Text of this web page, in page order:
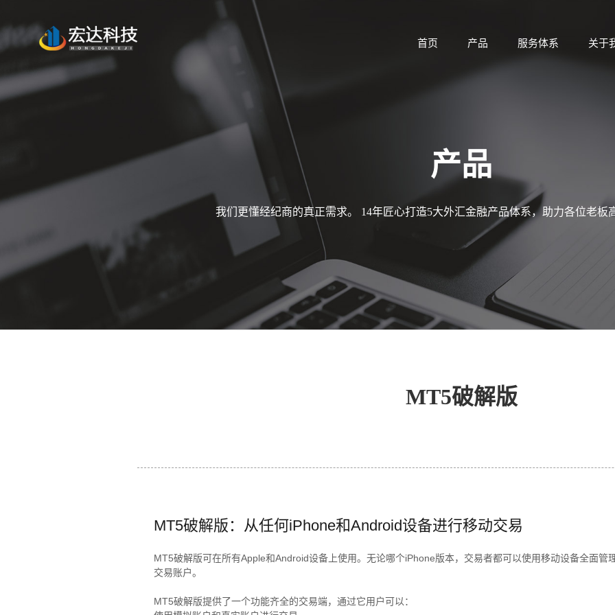
首页 产品 服务体系 关于
产品
我们更懂经纪商的真正需求。 14年匠心打造5大外汇金融产品体系，助力各位老板
MT5破解版
MT5破解版：从任何iPhone和Android设备进行移动交易
MT5破解版可在所有Apple和Android设备上使用。无论哪个iPhone版本，交易者都可以使用移动设备全面管
交易账户。
MT5破解版提供了一个功能齐全的交易端，通过它用户可以：